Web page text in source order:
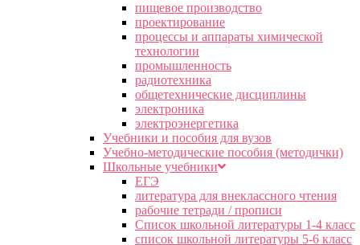
пищевое производство
проектирование
процессы и аппараты химической
технологии
промышленность
радиотехника
общетехнические дисциплины
электроника
электроэнергетика
Учебники и пособия для вузов
Учебно-методические пособия (методички)
Школьные учебники
ЕГЭ
литература для внеклассного чтения
рабочие тетради / прописи
Список школьной литературы 1-4 класс
список школьной литературы 5-6 класс